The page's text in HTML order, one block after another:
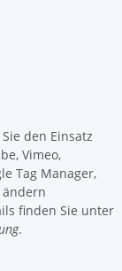
den Einsatz
Vimeo,
Tag Manager,
finden Sie unter
.